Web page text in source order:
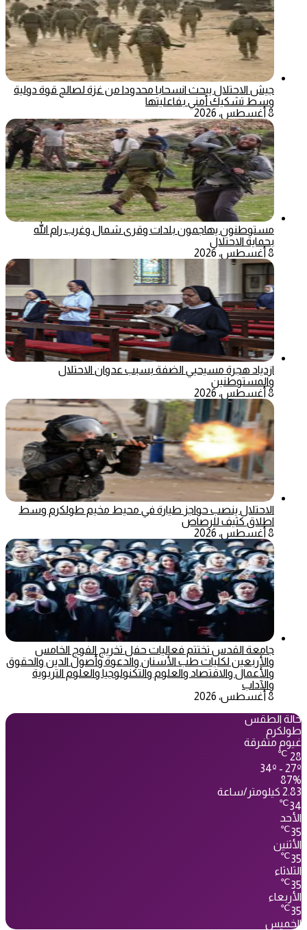
جيش الاحتلال يبحث انسحابا محدودا من غزة لصالح قوة دولية
وسط تشكيك أمني بفاعليتها
8 أغسطس، 2026
مستوطنون يهاجمون بلدات وقرى شمال وغرب رام الله
بحماية الاحتلال
8 أغسطس، 2026
ازدياد هجرة مسيحيي الضفة بسبب عدوان الاحتلال
والمستوطنين
8 أغسطس، 2026
الاحتلال ينصب حواجز طيارة في محيط مخيم طولكرم وسط
اطلاق كثيف للرصاص
8 أغسطس، 2026
جامعة القدس تختتم فعاليات حفل تخريج الفوج الخامس
والأربعين لكليات طب الأسنان والدعوة وأصول الدين والحقوق
والأعمال والاقتصاد والعلوم والتكنولوجيا والعلوم التربوية
والآداب
8 أغسطس، 2026
حالة الطقس
طولكرم
غيوم متفرقة
28
℃
34º - 27º
87%
2.83 كيلومتر/ساعة
34
℃
الأحد
35
℃
الأثنين
35
℃
الثلاثاء
35
℃
الأربعاء
35
℃
الخميس